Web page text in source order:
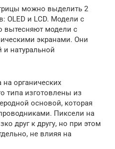
можно выделить 2
OLED и LCD. Модели с
вытесняют модели с
экранами. Они
и натуральной
на органических
типа изготовлены из
основой, которая
Пиксели на
друг к другу, но при этом
не влияя на